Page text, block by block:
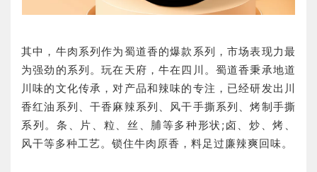
其中，牛肉系列作为蜀道香的爆款系列，市场表现力最
为强劲的系列。玩在天府，牛在四川。蜀道香秉承地道
川味的文化传承，对产品和辣味的专注，已经研发出川
香红油系列、干香麻辣系列、风干手撕系列、烤制手撕
系列。条、片、粒、丝、脯等多种形状;卤、炒、烤、
风干等多种工艺。锁住牛肉原香，料足过廉辣爽回味。